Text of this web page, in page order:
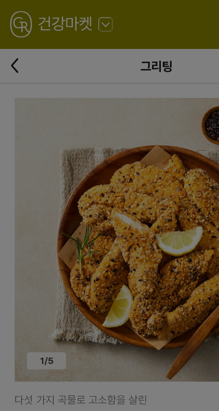
GREATING
건강마켓
로
그리팅
뒤
로
가
1/5
다섯 가지 곡물로 고소함을 살린